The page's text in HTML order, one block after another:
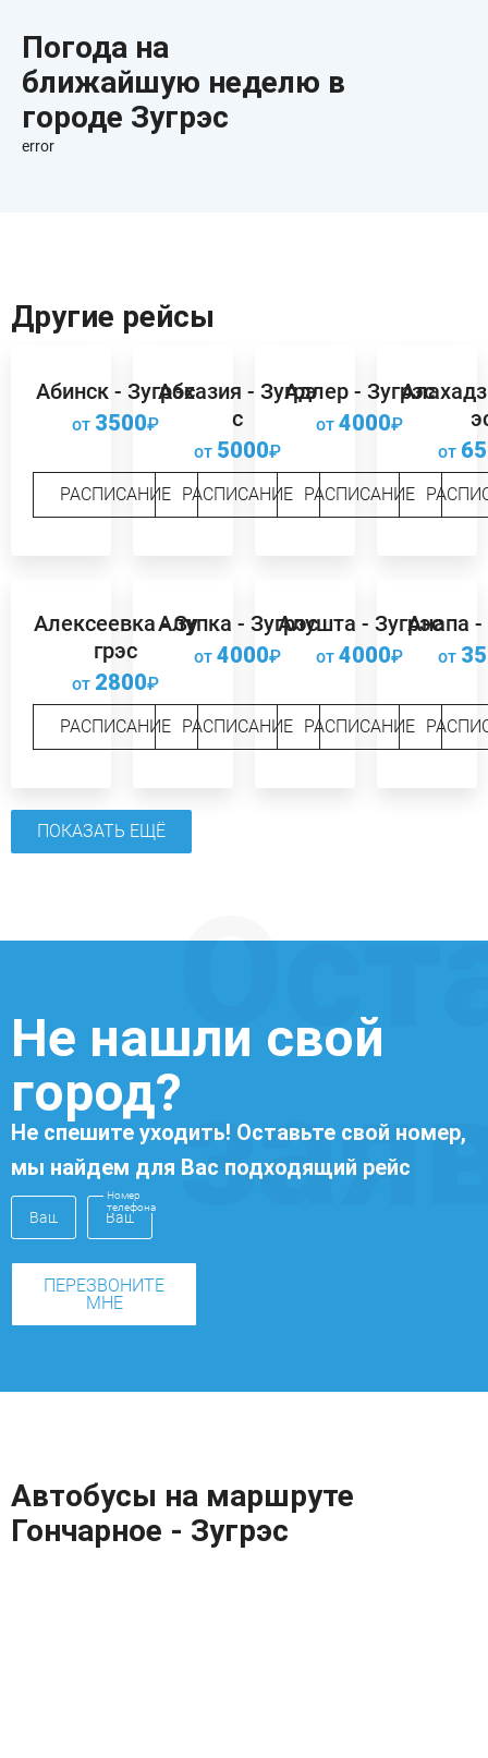
Погода на
ближайшую неделю в
городе Зугрэс
error
Другие рейсы
Абинск - Зугрэс
от 3500₽
РАСПИСАНИЕ
Абхазия - Зугрэ
с
от 5000₽
РАСПИСАНИЕ
Адлер - Зугрэс
от 4000₽
РАСПИСАНИЕ
от
Алексеевка - Зу
грэс
от 2800₽
РАСПИСАНИЕ
Алупка - Зугрэс
от 4000₽
РАСПИСАНИЕ
Алушта - Зугрэс
от 4000₽
РАСПИСАНИЕ
Анапа -
от
ПОКАЗАТЬ ЕЩЁ
Не нашли свой
город?
Не спешите уходить! Оставьте свой номер,
мы найдем для Вас подходящий рейс
Номер
телефона
ПЕРЕЗВОНИТЕ
МНЕ
Автобусы на маршруте
Гончарное - Зугрэс